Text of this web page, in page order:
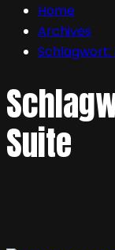
Home
Archives
Schlagwort:
Suite